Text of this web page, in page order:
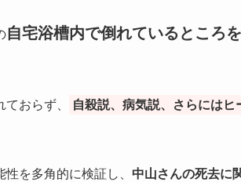
自宅浴槽内で倒れているところ
おらず、
自殺説、病気説、さらには
を多角的に検証し、 中山さんの死去に